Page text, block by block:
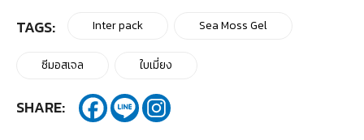
TAGS: Inter pack Sea Moss Gel
ซีมอสเจล ใบเมี่ยง
SHARE: